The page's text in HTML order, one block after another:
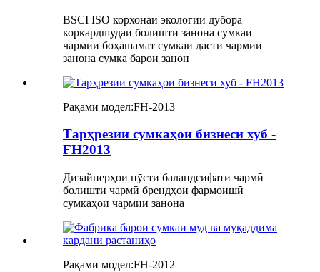
BSCI ISO корхонаи экологии дубора
коркардшудаи болишти занона сумкаи
чармии боҳашамат сумкаи дасти чармии
занона сумка барои занон
Рақами модел:FH-2013
Тарҳрезии сумкаҳои бизнеси хуб -
FH2013
Дизайнерҳои пӯсти баландсифати чармӣ
болишти чармӣ брендҳои фармоишӣ
сумкаҳои чармии занона
Рақами модел:FH-2012